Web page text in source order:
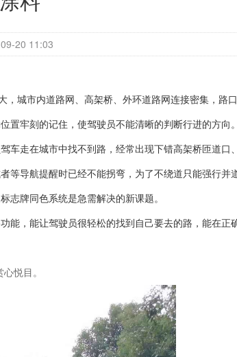
20 11:03
城市内道路网、高架桥、外环道路网连接密集，路
牢刻的记住，使驾驶员不能清晰的判断行进的方向
走在城市中找不到路，经常出现下错高架桥匝道口
导航提醒时已经不能拐弯，为了不绕道只能强行并
志牌同色系统是急需解决的新课题。
，能让驾驶员很轻松的找到自己要去的路，能在正
悦目。